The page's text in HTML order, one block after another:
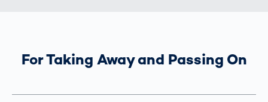
For Taking Away and Passing On